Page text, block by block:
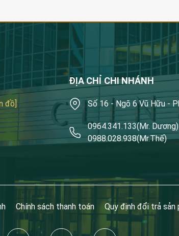
đồ]
ĐỊA CHỈ CHI NHÁNH
Số 16 - Ngõ 6 Vũ Hữu -
0964.341.133(Mr. Dương)
0988.028.938(Mr.Thế)
Chính sách thanh toán Quy định đổi trả sản